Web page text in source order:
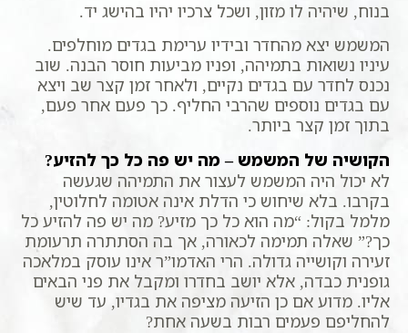
בנוח, שיהיה לו מזון, ושכל צרכיו יהיו בהישג יד.
המשמש יצא מהחדר ובידיו ערימת בגדים מוחלפים.
עיניו נשואות בתמיהה, ופניו מביעות חוסר הבנה. שוב
נכנס לחדר עם בגדים נקיים, ולאחר זמן קצר שב ויצא
עם בגדים נוספים שהרבי החליף. כך פעם אחר פעם,
בתוך זמן קצר ביותר.
הקושיה של המשמש – מה יש פה כל כך להזיע?
לא יכול היה המשמש לעצור את התמיהה שגעשה
בקרבו. בלא שיחוש כי הדלת אינה אטומה לחלוטין,
מלמל בקול: “מה הוא כל כך מזיע? מה יש פה להזיע כל
כך?” שאלה תמימה לכאורה, אך בה הסתתרה תרעומת
זעירה וקושייה גדולה. הרי האדמו”ר אינו עוסק במלאכה
גופנית כבדה, אלא יושב בחדרו ומקבל את פני הבאים
אליו. מדוע אם כן הזיעה מציפה את בגדיו, עד שיש
להחליפם פעמים רבות בשעה אחת?